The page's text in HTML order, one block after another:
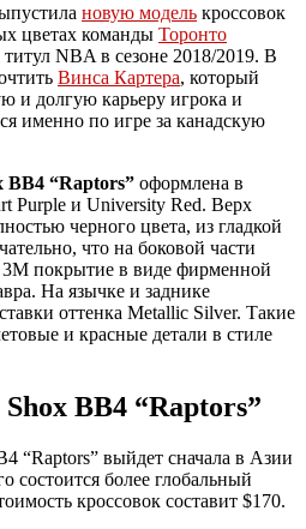
новую модель кроссовок
цветах команды Торонто
титул NBA в сезоне 2018/2019. В
Винса Картера, который
и долгую карьеру игрока и
именно по игре за канадскую
BB4 “Raptors” оформлена в
Purple и University Red. Верх
черного цвета, из гладкой
что на боковой части
покрытие в виде фирменной
На язычке и заднике
оттенка Metallic Silver. Такие
и красные детали в стиле
BB4 “Raptors”
“Raptors” выйдет сначала в Азии
состоится более глобальный
кроссовок составит $170.